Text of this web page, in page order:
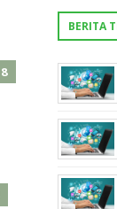
8
BERITA